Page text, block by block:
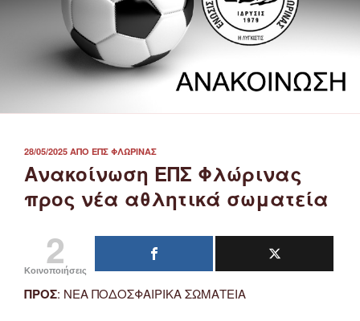
ΔΗΜΟΣΙΕΎΤΗΚΕ
ΣΤΙΣ
28/05/2025 ΑΠΌ ΕΠΣ ΦΛΏΡΙΝΑΣ
Ανακοίνωση ΕΠΣ Φλώρινας
προς νέα αθλητικά σωματεία
2
Κοινοποιήσεις
ΠΡΟΣ: ΝΕΑ ΠΟΔΟΣΦΑΙΡΙΚΑ ΣΩΜΑΤΕΙΑ